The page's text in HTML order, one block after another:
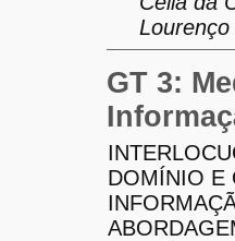
Lourenço
GT 3:
DOMÍNIO E